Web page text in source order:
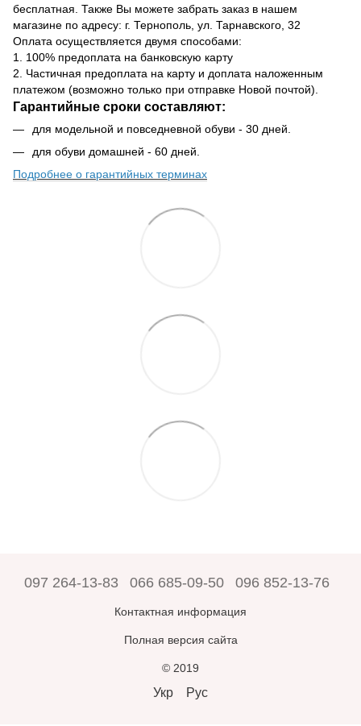
бесплатная. Также Вы можете забрать заказ в нашем
магазине по адресу: г. Тернополь, ул. Тарнавского, 32
Оплата осуществляется двумя способами:
1. 100% предоплата на банковскую карту
2. Частичная предоплата на карту и доплата наложенным
платежом (возможно только при отправке Новой почтой).
Гарантийные сроки составляют:
для модельной и повседневной обуви - 30 дней.
для обуви домашней - 60 дней.
Подробнее о гарантийных терминах
097 264-13-83 066 685-09-50 096 852-13-76
Контактная информация
Полная версия сайта
© 2019
Укр Рус